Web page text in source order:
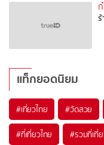
แท็กยอดนิยม
#เที่ยวไทย #วัดสวย
#ที่เที่ยวไทย #รวมที่เที่